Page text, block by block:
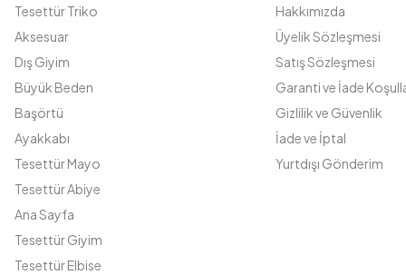
Tesettür Triko
Aksesuar
Dış Giyim
Büyük Beden
Başörtü
Ayakkabı
Tesettür Mayo
Tesettür Abiye
Ana Sayfa
Tesettür Giyim
Tesettür Elbise
Hakkımızda
Üyelik Sözleşmesi
Satış Sözleşmesi
Garanti ve İade
Gizlilik ve Güvenlik
İade ve İptal
Yurtdışı Gönderim